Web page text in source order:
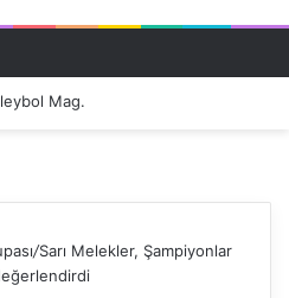
/Sarı Melekler, Şampiyonlar